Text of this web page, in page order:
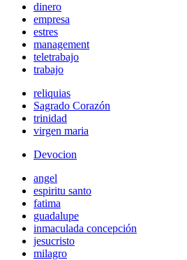
dinero
empresa
estres
management
teletrabajo
trabajo
reliquias
Sagrado Corazón
trinidad
virgen maria
Devocion
angel
espiritu santo
fatima
guadalupe
inmaculada concepción
jesucristo
milagro